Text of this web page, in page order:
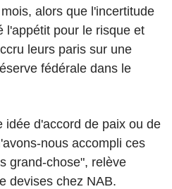
alors que l'incertitude
l'appétit pour le risque et
leurs paris sur une
fédérale dans le
idée d'accord de paix ou de
nous accompli ces
grand-chose", relève
devises chez NAB.